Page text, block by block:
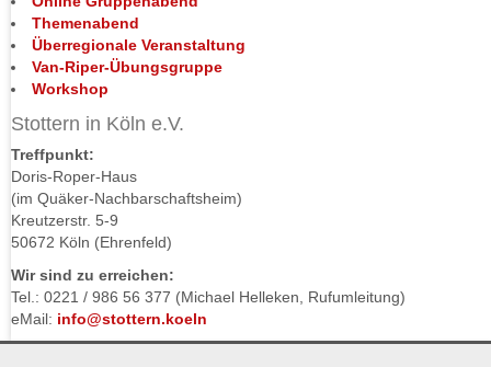
Themenabend
Überregionale Veranstaltung
Van-Riper-Übungsgruppe
Workshop
Stottern in Köln e.V.
Treffpunkt:
Doris-Roper-Haus
(im Quäker-Nachbarschaftsheim)
Kreutzerstr. 5-9
50672 Köln (Ehrenfeld)
Wir sind zu erreichen:
Tel.: 0221 / 986 56 377 (Michael Helleken, Rufumleitung)
eMail: info@stottern.koeln